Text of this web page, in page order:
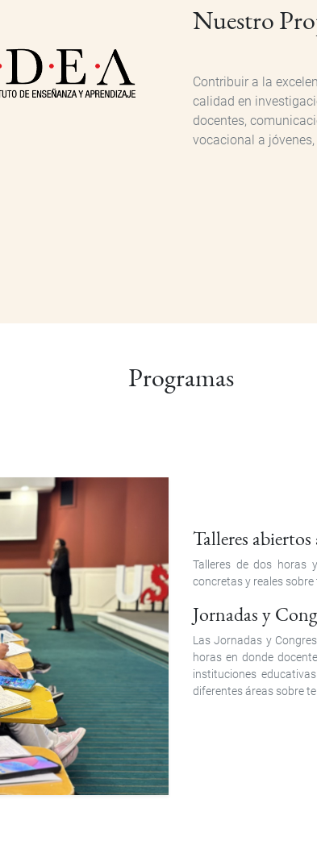
Nuestro
Contribuir a la
calidad en
docentes,
vocacional a
Programas
Talleres
Talleres de dos horas
concretas y reales
Jornadas y
Las Jornadas y
horas en donde
instituciones
diferentes áreas sobre